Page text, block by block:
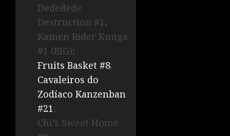
Dededede
Destruction #1;
Kamen Rider Kuuga
#1 (BIG);
Fruits Basket #8;
Cavaleiros do
Zodíaco Kanzenban
#21 ;
Chi’s Sweet Home